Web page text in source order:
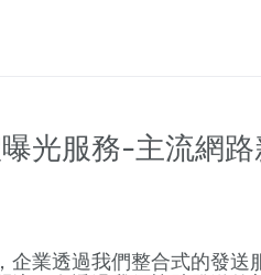
光服務-主流網
企業透過我們整合式的發